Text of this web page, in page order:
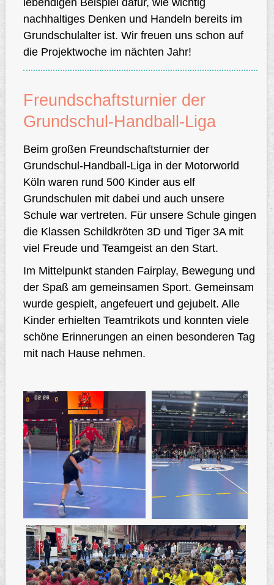
lebendigen Beispiel dafür, wie wichtig
nachhaltiges Denken und Handeln bereits im
Grundschulalter ist. Wir freuen uns schon auf
die Projektwoche im nächten Jahr!
Freundschaftsturnier der
Grundschul-Handball-Liga
Beim großen Freundschaftsturnier der
Grundschul-Handball-Liga in der Motorworld
Köln waren rund 500 Kinder aus elf
Grundschulen mit dabei und auch unsere
Schule war vertreten. Für unsere Schule gingen
die Klassen Schildkröten 3D und Tiger 3A mit
viel Freude und Teamgeist an den Start.
Im Mittelpunkt standen Fairplay, Bewegung und
der Spaß am gemeinsamen Sport. Gemeinsam
wurde gespielt, angefeuert und gejubelt. Alle
Kinder erhielten Teamtrikots und konnten viele
schöne Erinnerungen an einen besonderen Tag
mit nach Hause nehmen.